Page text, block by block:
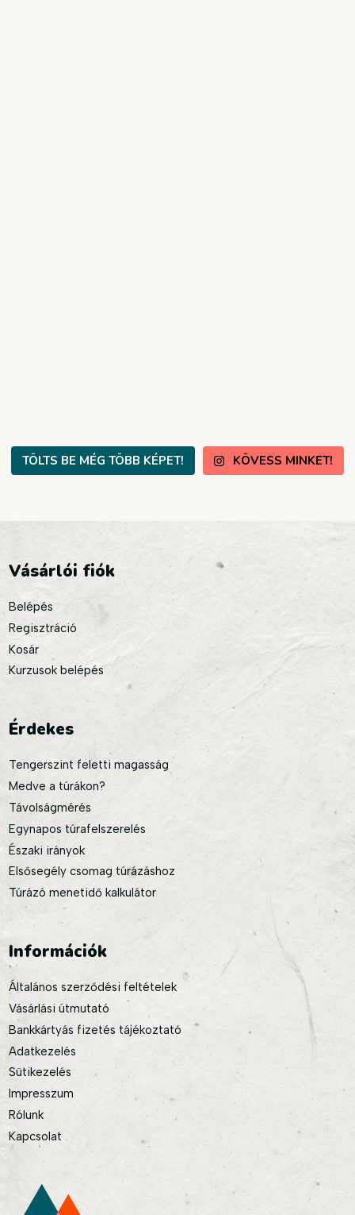
TÖLTS BE MÉG TÖBB KÉPET! KÖVESS MINKET!
Vásárlói fiók
Belépés
Regisztráció
Kosár
Kurzusok belépés
Érdekes
Tengerszint feletti magasság
Medve a túrákon?
Távolságmérés
Egynapos túrafelszerelés
Északi irányok
Elsősegély csomag túrázáshoz
Túrázó menetidő kalkulátor
Információk
Általános szerződési feltételek
Vásárlási útmutató
Bankkártyás fizetés tájékoztató
Adatkezelés
Sütikezelés
Impresszum
Rólunk
Kapcsolat